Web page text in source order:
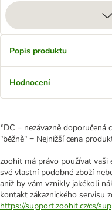
Popis produktu
Hodnocení
*DC = nezávazně doporučená
"běžně" = Nejnižší cena
zoohit má právo používat
své vlastní podobné zboží
aniž by vám vznikly jakékoli
kontakt zákaznického servisu
https://support.zoohit.cz/cs/